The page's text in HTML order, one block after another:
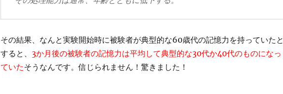
その結果、なんと実験開始時に被験者が典型的な60歳代の記憶力を持っていた
すると、 3か月後の被験者の記憶力は平均して典型的な30代か40代のものになっ
ていたそうなんです。信じられません！驚きました！